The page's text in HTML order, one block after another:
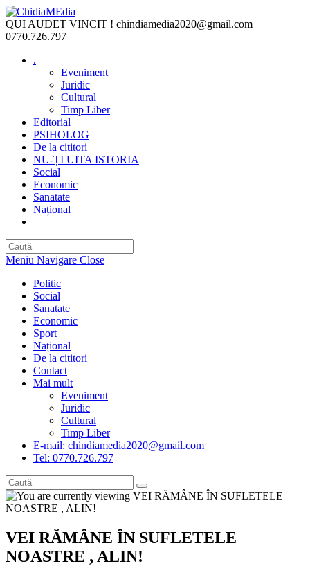
Skip
to
content
QUI AUDET VINCIT ! chindiamedia2020@gmail.com
0770.726.797
.
Eveniment
Juridic
Cultural
Timp Liber
Editorial
PSIHOLOG
De la cititori
NU-ȚI UITA ISTORIA
Social
Economic
Sanatate
Național
Meniu Navigare Close
Politic
Social
Sanatate
Economic
Sport
Național
De la cititori
Contact
Mai mult
Eveniment
Juridic
Cultural
Timp Liber
E-mail: chindiamedia2020@gmail.com
Tel: 0770.726.797
VEI RĂMÂNE ÎN SUFLETELE
NOASTRE , ALIN!